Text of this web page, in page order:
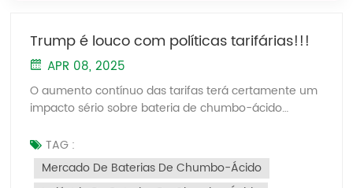
Trump é louco com políticas tarifárias!!!
APR 08, 2025
O aumento contínuo das tarifas terá certamente um
impacto sério sobre bateria de chumbo-ácido
I. Pressão de exportação no mercado dos EUA e
ajustes na indústria Aumento nos custos tarifários: As
exportações chinesas de baterias de chumbo-ácido
TAG :
Mercado De Baterias De Chumbo-Ácido